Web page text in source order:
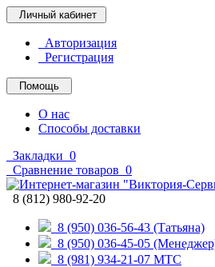
Личный кабинет
Авторизация
Регистрация
Помощь
О нас
Способы доставки
Закладки 0
Сравнение товаров 0
8 (812) 980-92-20
8 (950) 036-56-43 (Татьяна)
8 (950) 036-45-05
8 (981) 934-21-07 МТС